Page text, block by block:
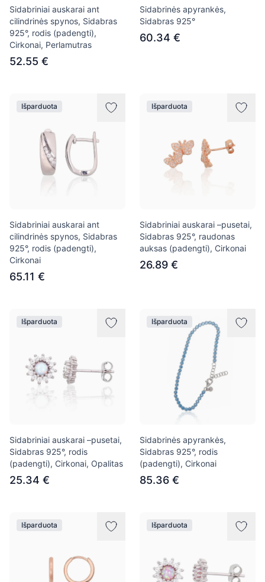
Sidabriniai auskarai ant
cilindrinės spynos, Sidabras
925°, rodis (padengti),
Cirkonai, Perlamutras
52.55 €
Sidabrinės apyrankės,
Sidabras 925°
60.34 €
Išparduota
Sidabriniai auskarai ant
cilindrinės spynos, Sidabras
925°, rodis (padengti),
Cirkonai
65.11 €
Išparduota
Sidabriniai auskarai –pusetai,
Sidabras 925°, raudonas
auksas (padengti), Cirkonai
26.89 €
Išparduota
Sidabriniai auskarai –pusetai,
Sidabras 925°, rodis
(padengti), Cirkonai, Opalitas
25.34 €
Išparduota
Sidabrinės apyrankės,
Sidabras 925°, rodis
(padengti), Cirkonai
85.36 €
Išparduota Išparduota